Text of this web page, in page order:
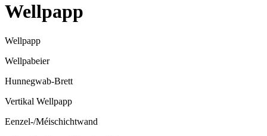
Wellpapp
Wellpapp
Wellpabeier
Hunnegwab-Brett
Vertikal Wellpapp
Eenzel-/Méischichtwand